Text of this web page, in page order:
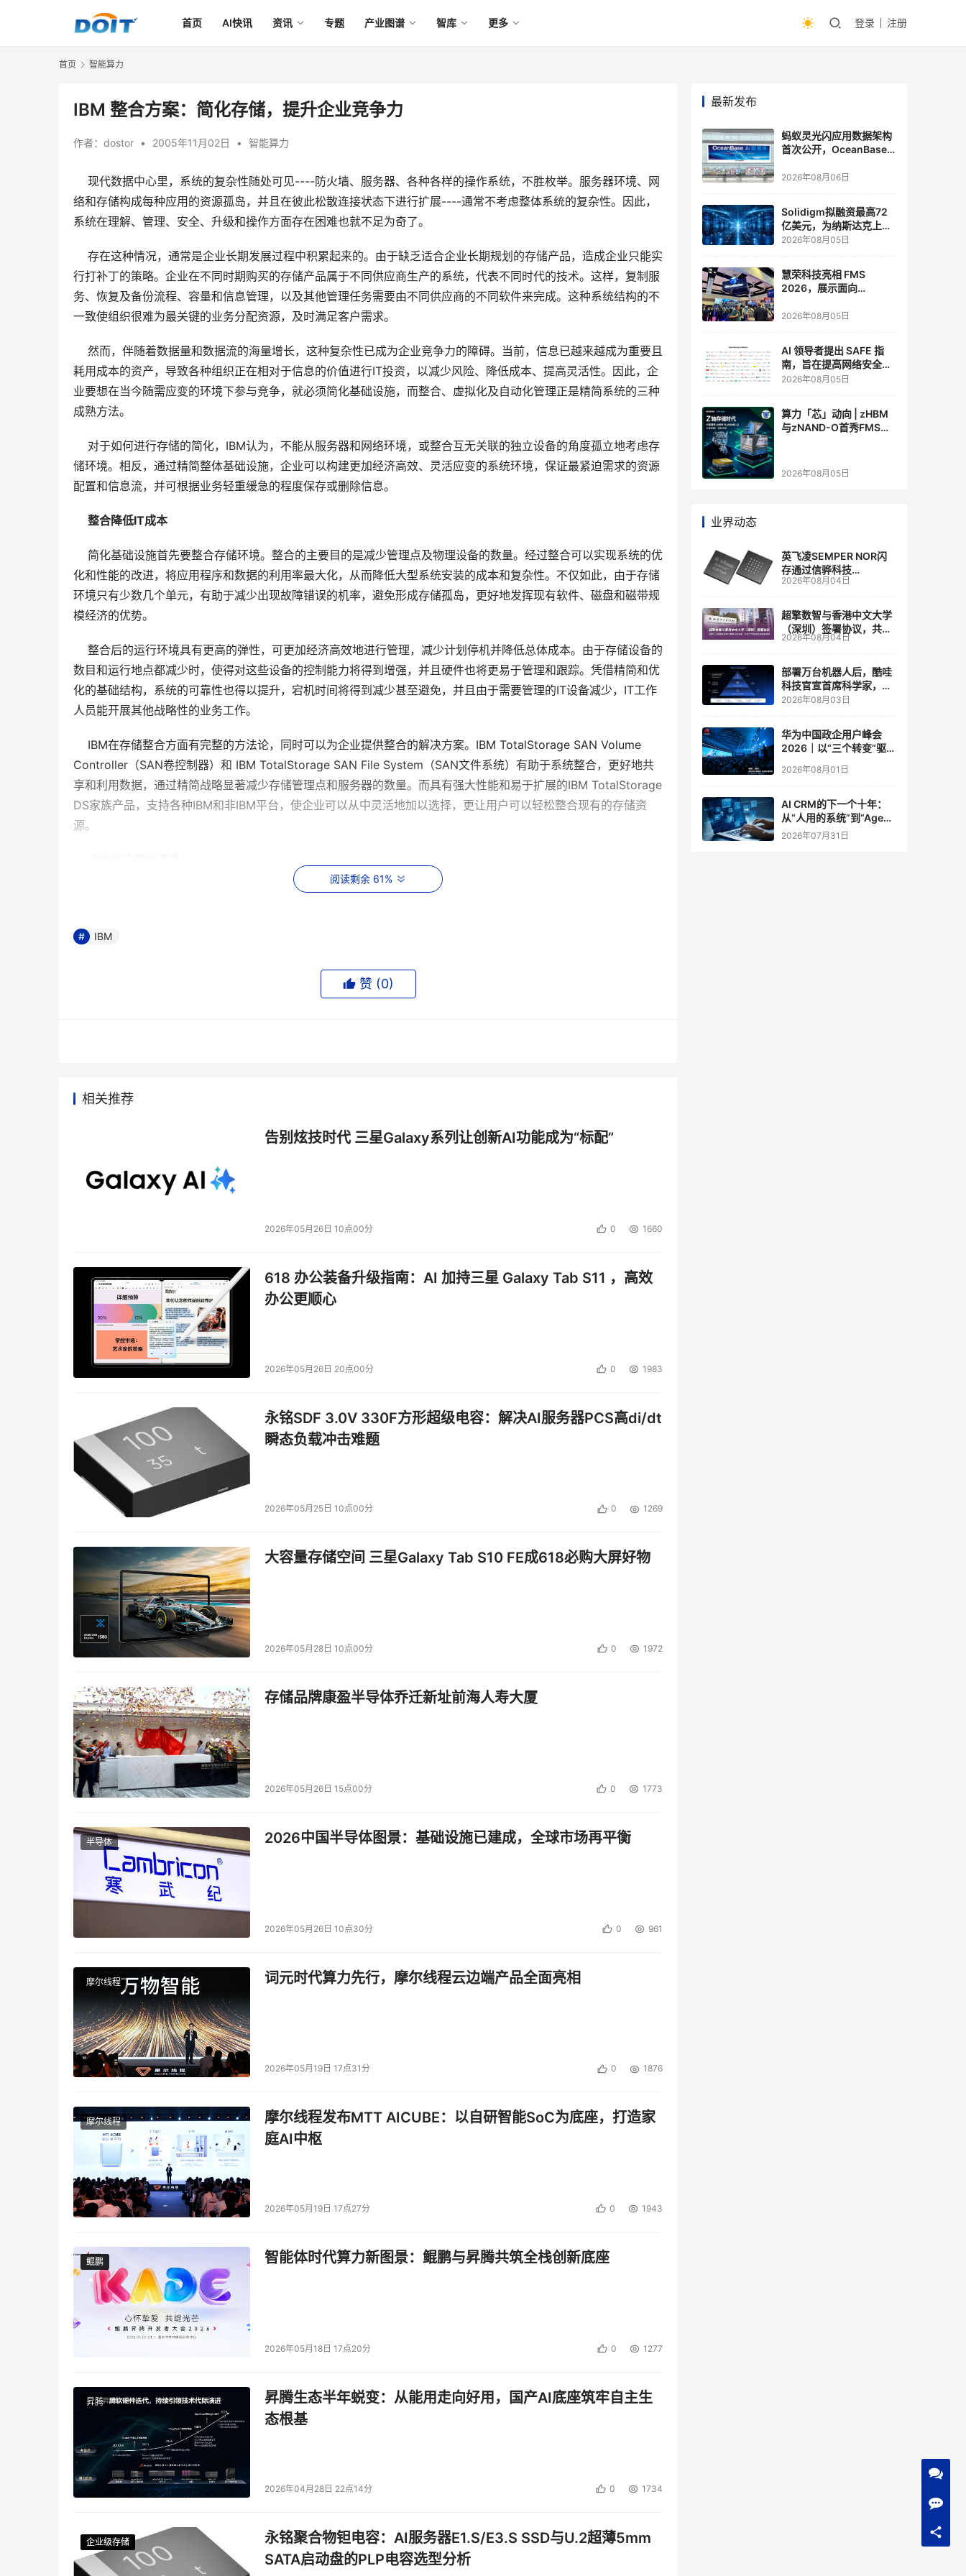
首页 AI快讯 资讯 专题 产业图谱 智库 更多 登录 注册
首页 智能算力
IBM 整合方案：简化存储，提升企业竞争力
作者： dostor • 2005年11月02日 • 智能算力
现代数据中心里，系统的复杂性随处可见----防火墙、服务器、各种各样的操作系统，不胜枚举。服务器环境、网
络和存储构成每种应用的资源孤岛，并且在彼此松散连接状态下进行扩展----通常不考虑整体系统的复杂性。因此，
存在这种情况，通常是企业长期发展过程中积累起来的。由于缺乏适合企业长期规划的存储产品，造成企业只能实
行打补丁的策略。企业在不同时期购买的存储产品属于不同供应商生产的系统，代表不同时代的技术。这样，复制服
务、恢复及备份流程、容量和信息管理，以及其他管理任务需要由不同供应商的不同软件来完成。这种系统结构的不
然而，伴随着数据量和数据流的海量增长，这种复杂性已成为企业竞争力的障碍。当前，信息已越来越成为重要且
耗用成本的资产，导致各种组织正在相对于信息的价值进行IT投资，以减少风险、降低成本、提高灵活性。因此，企
业要想在当今随需应变的环境下参与竞争，就必须简化基础设施，而整合、虚拟化及自动化管理正是精简系统的三种
对于如何进行存储的简化，IBM认为，不能从服务器和网络环境，或整合互无关联的独立设备的角度孤立地考虑存
储环境。相反，通过精简整体基础设施，企业可以构建更加经济高效、灵活应变的系统环境，保证最紧迫需求的资源
整合降低IT成本
简化基础设施首先要整合存储环境。整合的主要目的是减少管理点及物理设备的数量。经过整合可以实现系统的优
化和性能的改进，将应用程序和数据的利用率最大化，从而降低大型系统安装的成本和复杂性。不仅如此，由于存储
环境只有少数几个单元，有助于减少出现故障错误的机率，避免形成存储孤岛，更好地发挥现有软件、磁盘和磁带规
整合后的运行环境具有更高的弹性，可更加经济高效地进行管理，减少计划停机并降低总体成本。由于存储设备的
数目和运行地点都减少时，使得对这些设备的控制能力将得到增强，并且硬件也将更易于管理和跟踪。凭借精简和优
化的基础结构，系统的可靠性也得以提升，宕机时间将得到减少甚至避免，并且由于需要管理的IT设备减少，IT工作
IBM在存储整合方面有完整的方法论，同时可以为企业提供整合的解决方案。IBM TotalStorage SAN Volume
Controller（SAN卷控制器）和 IBM TotalStorage SAN File System（SAN文件系统）有助于系统整合，更好地共
享和利用数据，通过精简战略显著减少存储管理点和服务器的数量。而具有强大性能和易于扩展的IBM TotalStorage
DS家族产品，支持各种IBM和非IBM平台，使企业可以从中灵活地加以选择，更让用户可以轻松整合现有的存储资
当然，作为IT系统自然演进的结果，简化存储环境离不开虚拟化技术的支持。有效虚拟是简化存储环境的必要组成
虚拟化技术可以从逻辑上将多个物理存储系统组合为统一的虚拟存储库，解决了存储空间使用的浪费，它把系统中
各个分散的存储空间整合起来，形成一个连续编址的逻辑存储空间，突破了单个物理磁盘的容量限制，由于存储池扩
作为利用虚拟化存储技术迈向简约存储的积极实践者，30多年来IBM在虚拟化技术方面的研究成绩卓著，IBM在提
卷控制器（SVC）和SAN文件系统（SAN File System），实现企业内部异构系统环境统一的虚拟化管理，简化企业
IBM虚拟引擎可以帮助企业集成基础设施与关键业务应用软件，实现企业内部异构系统环境统一的虚拟化管理。虚
件和磁盘物理管理转变为更加灵活的虚拟管理。SVC是整个SAN(存储区域网)网络的控制器，可以将SAN中的各种存
智能化全面提升存储效能
简化基础设施的第三种成熟的方法是自动化管理，它建立在前两种功能的基础上为企业提供服务。自动化管理则将
企业的信息管理提高到一个新的水平，可减少人工数据管理的错误及相应的资源。在整合的系统、统一的管理界面
靠性及企业员工产能，能自动完成为应用配置新空间等任务，即使配置工作包括大量复杂耗时的步骤。自动化管理可
根据企业目标制定方针促进资源分配，使IT基础设施与业务更好地保持一致；自动跟踪容量、使用率、性能、文件和
设备和正常运行状态，以及与其他系统管理软件的集成情况，完成企业内部的报告和监控工作，并在突发情况下进行
在简化基础设施的概念下，采用IBM高级自动化管理软件，可将复杂的任务简化为单步骤流程。IBM TotalStorage
用，改善容量管理流程，避免出现空间不足的情况；检查存储网络，提示潜在的问题，有效避免故障的发生；管理并
在更高水平的自动化管理环境下，IBM Tivoli® Provisioning Manager（配置管理器）可用于调度可用空间的配
置。IBM Tivoli® Storage Resource Manager（存储资源管理器）可帮助企业更清楚地掌握存储容量的使用，改善
容量管理流程。IBM Tivoli® SAN Manager（存储区域网络管理器）可用于查看存储网络，迅速了解作用情况。存储
提升企业竞争力
与仅能对系统进行局部调整的供应商截然不同的是，IBM不仅帮助企业通过整合、虚拟化和自动化管理实现存储环
境的简化，还为企业提供了TCO分析和移植服务，并以IBM业务伙伴、IBM全球服务和企业咨询部为依托，为客户改
IBM TotalStorage战略正在帮助越来越多的用户走向成功之路。根据IDC的报告，在全球范围内，IBM存储今年第
一季度增长3个百分点，第二季度增长2.7个百分点，在中国市场IBM一直也有不俗的表现。凭借其稳定的性能和强大
通过基础设施简化，企业可轻松实现目标。部门之间及组织内部信息通畅是当前企业创新发展的主要趋势。在企业
内部，IT基础设施是信息传送的平台。当IT基础设施发展不考虑便于信息流动时，就像心脏发生血栓一样，系统的复
简化存储环境是企业在IT设施使用上的发展趋势，必将为企业带来极大利益。正是由于拥有丰富的经验、解决方案
和产品，IBM可从服务器、网络及存储等方面全方位地解决系统精简问题，从而帮助用户解决基础设施简化过程中的
各种主要问题，构建经济高效、灵活应变的运行环境。
阅读剩余 61%
IBM
赞 (0)
相关推荐
告别炫技时代 三星Galaxy系列让创新AI功能成为“标配”
2026年05月26日 10点00分 0 1660
618 办公装备升级指南：AI 加持三星 Galaxy Tab S11 ，高效
办公更顺心
2026年05月26日 20点00分 0 1983
永铭SDF 3.0V 330F方形超级电容：解决AI服务器PCS高di/dt
瞬态负载冲击难题
2026年05月25日 10点00分 0 1269
大容量存储空间 三星Galaxy Tab S10 FE成618必购大屏好物
2026年05月28日 10点00分 0 1972
存储品牌康盈半导体乔迁新址前海人寿大厦
2026年05月26日 15点00分 0 1773
半导体 2026中国半导体图景：基础设施已建成，全球市场再平衡
2026年05月26日 10点30分 0 961
摩尔线程 词元时代算力先行，摩尔线程云边端产品全面亮相
2026年05月19日 17点31分 0 1876
摩尔线程
摩尔线程发布MTT AICUBE：以自研智能SoC为底座，打造家
庭AI中枢
2026年05月19日 17点27分 0 1943
鲲鹏
鲲鹏 智能体时代算力新图景：鲲鹏与昇腾共筑全栈创新底座
2026年05月18日 17点20分 0 1277
昇腾
昇腾生态半年蜕变：从能用走向好用，国产AI底座筑牢自主生
态根基
2026年04月28日 22点14分 0 1734
企业级存储
企业级存储
企业级存储
企业级存储
永铭聚合物钽电容：AI服务器E1.S/E3.S SSD与U.2超薄5mm
SATA启动盘的PLP电容选型分析
最新发布
蚂蚁灵光闪应用数据架构
首次公开，OceanBase
2026年08月06日
Solidigm拟融资最高72
亿美元，为纳斯达克上市
做准备
2026年08月05日
慧荣科技亮相 FMS
2026，展示面向
存储方案
2026年08月05日
AI 领导者提出 SAFE 指
南，旨在提高网络安全透
明度
2026年08月05日
算力「芯」动向 | zHBM
与zNAND-O首秀FMS
个维度，z轴算盘的魅力
2026年08月05日
业界动态
英飞凌SEMPER NOR闪
存通过信骅科技
AST2700 BMC认证，全
管理
2026年08月04日
超擎数智与香港中文大学
（深圳）签署协议，共建
人工智能和边缘计算联合
2026年08月04日
部署万台机器人后，酷哇
科技官宣首席科学家，要
让世界模型交付生产力
2026年08月03日
华为中国政企用户峰会
2026｜以“三个转变”驱动
2026年08月01日
AI CRM的下一个十年：
从“人用的系统”到“Agent
调用的底座”
2026年07月31日